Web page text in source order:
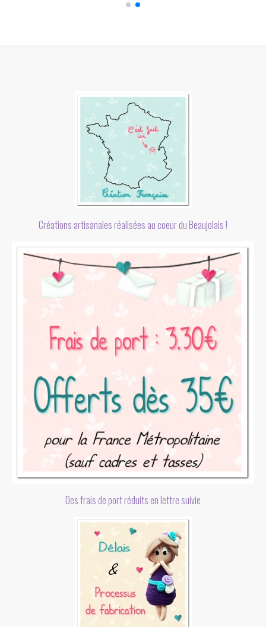
Créations artisanales réalisées au coeur du Beaujolais !
Des frais de port réduits en lettre suivie